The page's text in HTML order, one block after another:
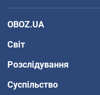
OBOZ.UA
Світ
Розслідування
Суспільство